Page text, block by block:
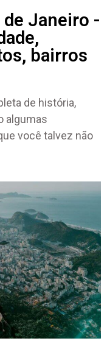
Janeiro -
bairros
de história,
algumas
você talvez não